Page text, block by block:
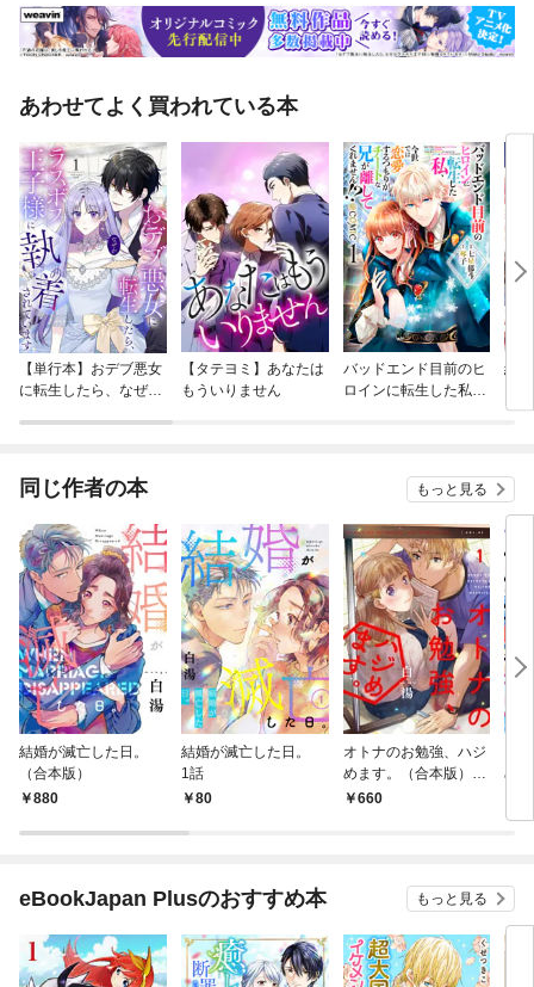
あわせてよく買われている本
【単行本】おデブ悪女
に転生したら、なぜか
【タテヨミ】あなたは
もういりません
バッドエンド目前のヒ
ロインに転生した私、
結
同じ作者の本 もっと見る
結婚が滅亡した日。
（合本版）
880
結婚が滅亡した日。
1話
80
オトナのお勉強、ハジ
めます。（合本版）
1巻660
め
eBookJapan Plusのおすすめ本 もっと見る